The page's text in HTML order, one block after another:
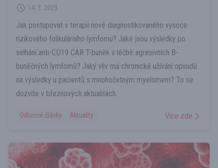
14. 3. 2023
Jak postupovat v terapii nově diagnostikovaného vysoce
rizikového folikulárního lymfomu? Jaké jsou výsledky po
selhání anti-CD19 CAR T-buněk v léčbě agresivních B-
buněčných lymfomů? Jaký vliv má chronické užívání opioidů
na výsledky u pacientů s mnohočetným myelomem? To se
dozvíte v březnových aktualitách.
Odborné články Aktuality Více zde